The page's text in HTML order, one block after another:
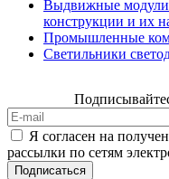
Выдвижные
конструкции и их
Промышленные
Светильники
Я согласен на
рассылки по сетям